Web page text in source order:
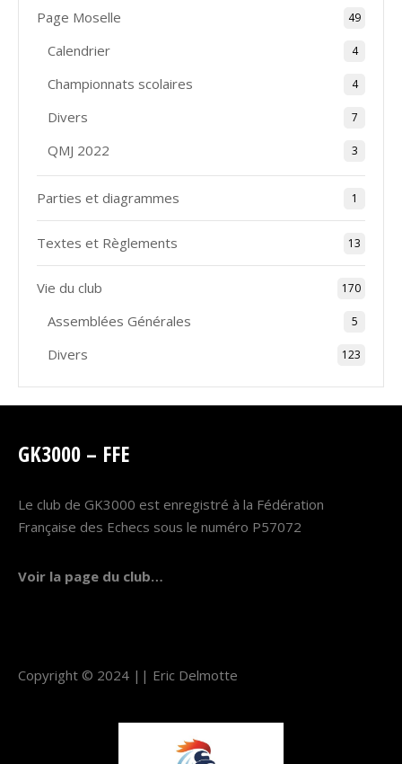
Page Moselle 49
Calendrier 4
Championnats scolaires 4
Divers 7
QMJ 2022 3
Parties et diagrammes 1
Textes et Règlements 13
Vie du club 170
Assemblées Générales 5
Divers 123
GK3000 – FFE
Le club de GK3000 est enregistré à la Fédération
Française des Echecs sous le numéro P57072
Voir la page du club…
Copyright © 2024 || Eric Delmotte